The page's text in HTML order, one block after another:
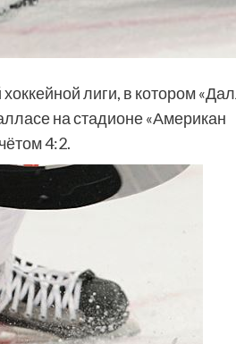
лиги, в котором
на стадионе «Американ
4:2.